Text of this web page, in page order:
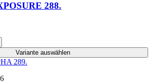
288.
Variante auswählen